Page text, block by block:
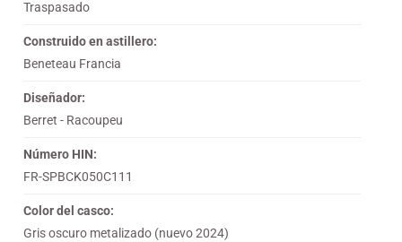
Traspasado
Construido en astillero:
Beneteau Francia
Diseñador:
Berret - Racoupeu
Número HIN:
FR-SPBCK050C111
Color del casco:
Gris oscuro metalizado (nuevo 2024)